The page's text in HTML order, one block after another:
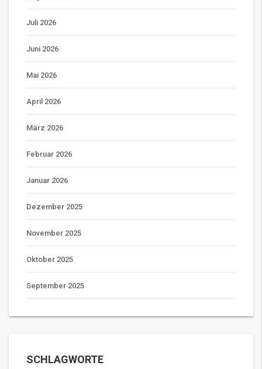
Juli 2026
Juni 2026
Mai 2026
April 2026
März 2026
Februar 2026
Januar 2026
Dezember 2025
November 2025
Oktober 2025
September 2025
SCHLAGWORTE